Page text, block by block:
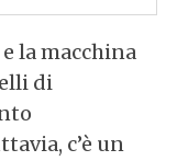
la macchina
di
c’è un